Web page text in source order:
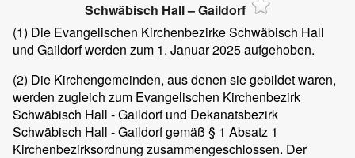
Schwäbisch Hall – Gaildorf
(1) Die Evangelischen Kirchenbezirke Schwäbisch Hall
und Gaildorf werden zum 1. Januar 2025 aufgehoben.
(2) Die Kirchengemeinden, aus denen sie gebildet waren,
werden zugleich zum Evangelischen Kirchenbezirk
Schwäbisch Hall - Gaildorf und Dekanatsbezirk
Schwäbisch Hall - Gaildorf gemäß § 1 Absatz 1
Kirchenbezirksordnung zusammengeschlossen. Der